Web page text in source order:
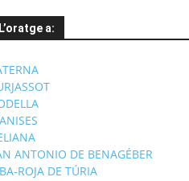
a:
ANTONIO DE BENAGÉBER
ROJA DE TÚRIA